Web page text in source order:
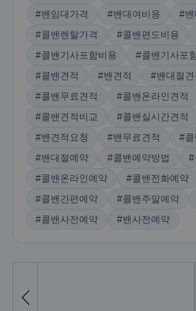
#밴임대가격
#밴대여비용 #밴
#콜밴렌탈가격
#콜밴편도비용
#콜밴기사포함비용
#콜밴기사포
#콜밴견적
#밴견적 #밴대절견
#콜밴무료견적
#콜밴온라인견적
#콜밴견적비교
#콜밴실시간견적
#밴견적요청
#밴무료견적 #
#밴대절예약
#콜밴예약방법
#
#콜밴온라인예약
#콜밴전화예약
#콜밴간편예약
#콜밴주말예약
#콜밴사전예약
#밴사전예약